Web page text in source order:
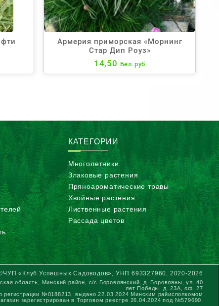
Армерия приморская «Морнинг
Стар Дип Роуз»
14,50 Бел.руб
КАТЕГОРИИ
Многолетники
Злаковые растения
Пряноароматические травы
Хвойные растения
Лиственные растения
Рассада цветов
«Клуб Успешных Садоводов», УНП 693327960, 2020-2026
область, Минский район, с/с Боровлянский, д. Боровляны, ул. 40
лет Победы, д. 23А, оф. 27
регистрации №0188213, выдано 22.03.2024 Минским райисполкомом
зарегистрирован в Торговом реестре 26.04.2024 под №579690.